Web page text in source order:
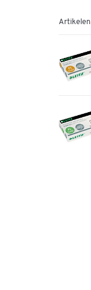
Artikelen